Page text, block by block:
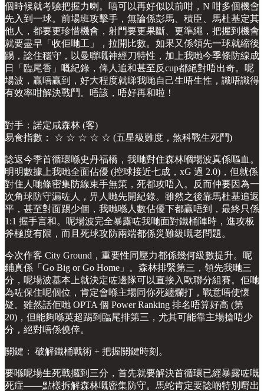
個時候就考驗把握力喇。唔可以再好似以前咁，N 咁多個機會
先入到一球。前場班攻擊手，無論係彭馬、積臣、馬杜基定其
他人，都要更珍惜機會，射門要更果斷、更準繩，把握到機會
就要盡早「收佢哋工」，拉開比數。如果又係領先一球就縮後
踢，諗住穩守，以曼聯嘅神經刀特性，加上我哋今季條防線成
日「臨尾香」嘅紀錄，俾人追和甚至反cup都絕對唔出奇。呢
場波，贏唔贏到，好大程度就睇我哋自己生唔生性，識唔識得
有效率咁解決戰鬥。唔該，唔好再和啦！
對手：諾定咸森林 (客)
易食指數： ☆ ☆ ☆ ☆ ☆ (五星級難度，煞科戰生死鬥)
諗返今季首循環喺史丹福橋，我哋對住森林嗰場波真係嘔血。
明明數據上我哋全面佔優 (控球接近七成，xG 過 2.0)，但就係
對住人哋條密集防線束手無策，死都攻唔入。反而仲要因為一
次角球防守漏咗人，畀人哋先開紀錄。雖然之後靠馬杜基追返
平，甚至對面踢少個，我哋喺人數佔優下都贏唔到，最終只係
1:1 握手言和。呢場波完全暴露咗我哋面對鐵桶陣時，進攻板
斧極度有限，而且死球攻防兩端都係災難級嘅老問題。
今次作客 City Ground，重要性同壓力都係幾何級數提升。呢
鋪真係「Go Big or Go Home」。森林排緊第三，領先我哋三
分，呢場波基本上就決定咗邊隊可以直接入歐聯分組賽。佢哋
為咗保住呢個位，肯定會喺主場同你死纏爛打，戰意唔使懷
疑。雖然話佢哋 OPTA 個 Power Ranking 排名唔算好高 (第
20)，但能夠喺英超踢到臨尾排第三，尤其可能靠主場搶唔少
分，絕對唔係僥倖。
關鍵： 破解鐵桶戰術 + 把握關鍵時刻。
要喺呢場生死戰攞到三分，首先就要解決首循環已經暴露咗嘅
死症——點樣拆解森林嘅密集防守。馬蛇肯定要諗啲特別嘢出